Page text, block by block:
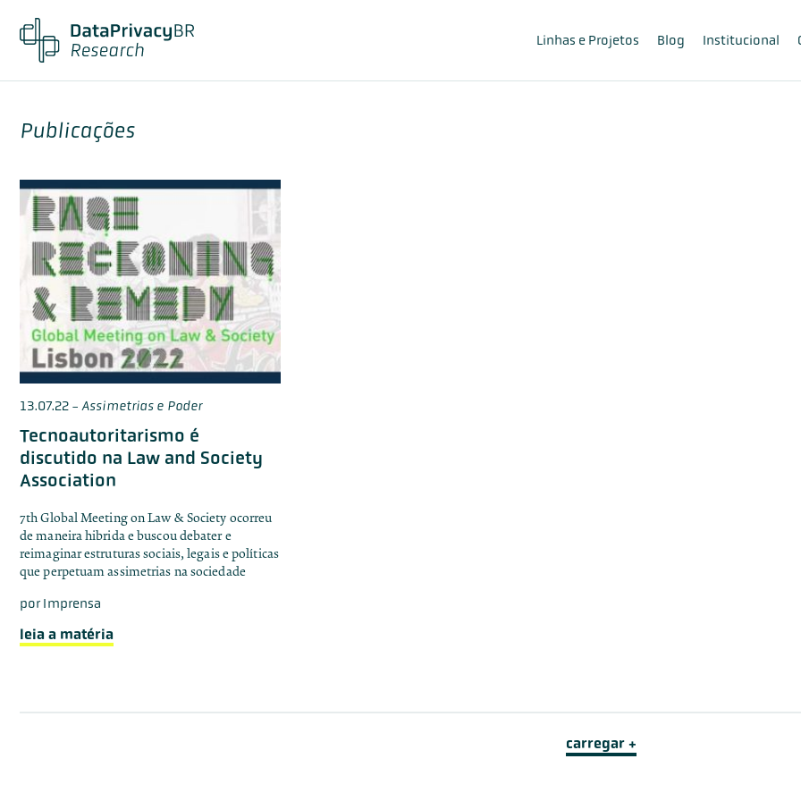
Linhas e Projetos Blog Institucional
Publicações
13.07.22-Assimetrias e Poder
Tecnoautoritarismo é
discutido na Law and Society
Association
7th Global Meeting on Law & Society ocorreu
de maneira hibrida e buscou debater e
reimaginar estruturas sociais, legais e políticas
que perpetuam assimetrias na sociedade
porImprensa
leia a matéria
carregar +